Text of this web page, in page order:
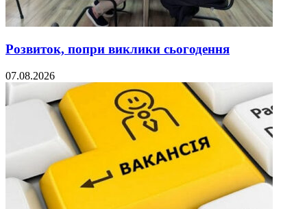
Розвиток, попри виклики сьогодення
07.08.2026